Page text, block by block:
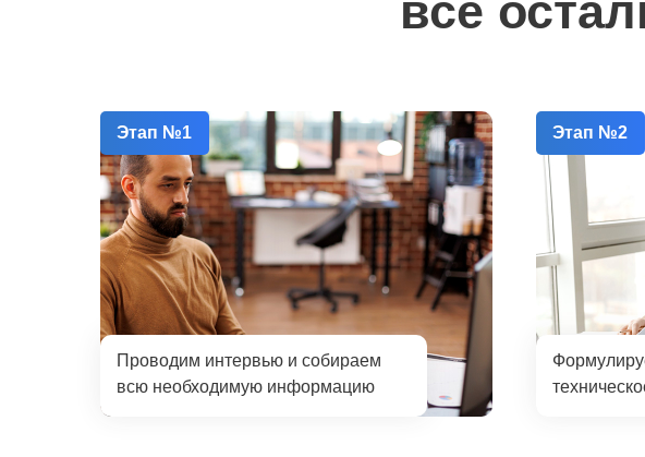
все
Этап №1 Этап №2
Проводим интервью и собираем
всю необходимую информацию